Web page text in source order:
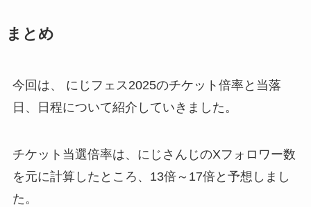
まとめ
今回は、 にじフェス2025のチケット倍率と当落
日、日程について紹介していきました。
チケット当選倍率は、にじさんじのXフォロワー数
を元に計算したところ、13倍～17倍と予想しまし
た。